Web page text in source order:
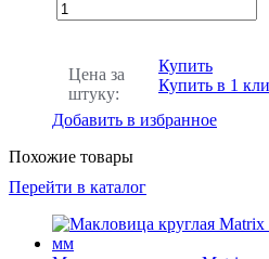
Цена за
штуку:
Купить
Купить в 1
Добавить в избранное
Похожие товары
Перейти в каталог